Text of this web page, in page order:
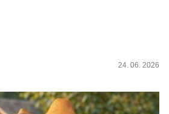
24. 06. 2026